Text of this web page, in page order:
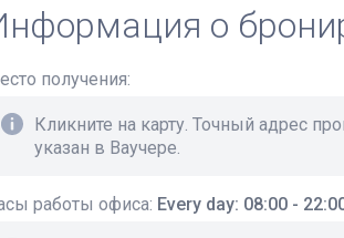
о
получения:
Кликните на карту. Точный адрес
указан в Ваучере.
работы офиса: Every day: 08:00 -